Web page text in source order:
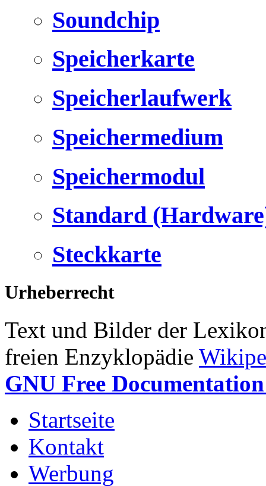
Soundchip
Speicherkarte
Speicherlaufwerk
Speichermedium
Speichermodul
Standard
Steckkarte
Urheberrecht
Text und Bilder der
freien Enzyklopädie
GNU Free
Startseite
Kontakt
Werbung